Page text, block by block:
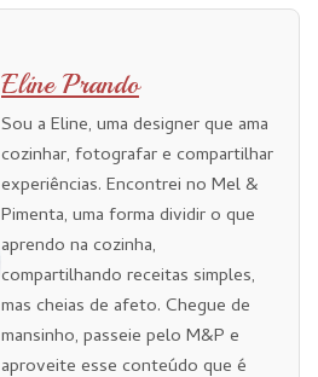
Eline Prando
Sou a Eline, uma designer que ama
cozinhar, fotografar e compartilhar
experiências. Encontrei no Mel &
Pimenta, uma forma dividir o que
aprendo na cozinha,
compartilhando receitas simples,
mas cheias de afeto. Chegue de
mansinho, passeie pelo M&P e
aproveite esse conteúdo que é